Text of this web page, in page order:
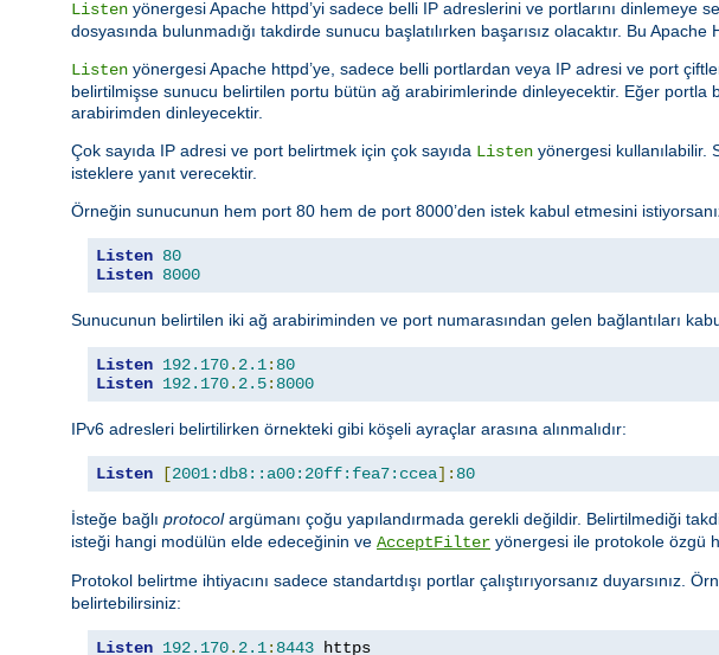
Listen yönergesi Apache httpd’yi sadece belli IP adreslerini ve portlarını dinlemeye
dosyasında bulunmadığı takdirde sunucu başlatılırken başarısız olacaktır. Bu
Listen yönergesi Apache httpd’ye, sadece belli portlardan veya IP adresi ve port
belirtilmişse sunucu belirtilen portu bütün ağ arabirimlerinde dinleyecektir. Eğer
arabirimden dinleyecektir.
Çok sayıda IP adresi ve port belirtmek için çok sayıda Listen yönergesi
isteklere yanıt verecektir.
Örneğin sunucunun hem port 80 hem de port 8000’den istek kabul etmesini
Listen 80
Listen 8000
Sunucunun belirtilen iki ağ arabiriminden ve port numarasından gelen bağlantıları
Listen 192.170. 2.1: 80
Listen 192.170. 2.5: 8000
IPv6 adresleri belirtilirken örnekteki gibi köşeli ayraçlar arasına alınmalıdır:
Listen [2001:db8::a00:20ff:fea7:ccea]: 80
İsteğe bağlı protocolargümanı çoğu yapılandırmada gerekli değildir. Belirtilmediği
isteği hangi modülün elde edeceğinin ve AcceptFilter yönergesi ile protokole özgü
Protokol belirtme ihtiyacını sadece standartdışı portlar çalıştırıyorsanız duyarsınız.
belirtebilirsiniz:
Listen 192.170. 2.1: 8443 https